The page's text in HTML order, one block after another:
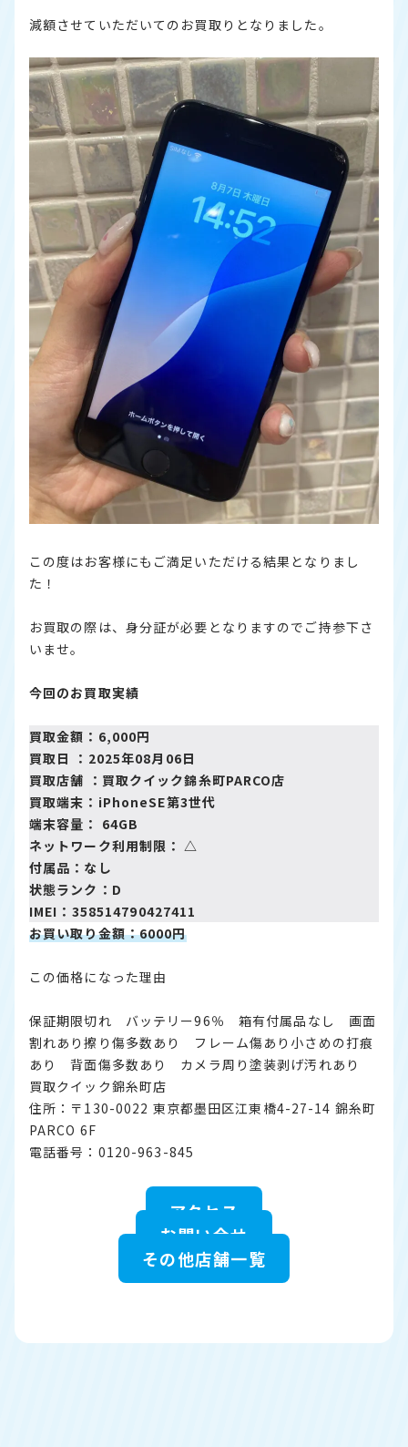
減額させていただいてのお買取りとなりました。
この度はお客様にもご満足いただける結果となりまし
た！
お買取の際は、身分証が必要となりますのでご持参下さ
いませ。
今回のお買取実績
買取金額：6,000円
買取日 ：2025年08月06日
買取店舗 ： 買取クイック錦糸町PARCO店
買取端末：iPhoneSE第3世代
端末容量： 64GB
ネットワーク利用制限： △
付属品：なし
状態ランク：D
IMEI：358514790427411
お買い取り金額：6000円
この価格になった理由
保証期限切れ バッテリー96％ 箱有付属品なし 画面
割れあり擦り傷多数あり フレーム傷あり小さめの打痕
あり 背面傷多数あり カメラ周り塗装剥げ汚れあり
買取クイック錦糸町店
住所：〒130-0022 東京都墨田区江東橋4-27-14 錦糸町
PARCO 6F
電話番号：0120-963-845
アクセス
お問い合せ
その他店舗一覧